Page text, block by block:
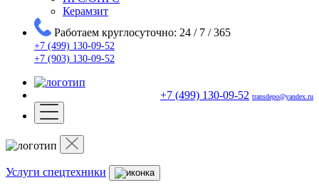
Керамзит
Работаем круглосуточно: 24 / 7 / 365
+7 (499) 130-09-52
+7 (903) 130-09-52
+7 (499) 130-09-52 transdepo@yandex.ru
Услуги спецтехники